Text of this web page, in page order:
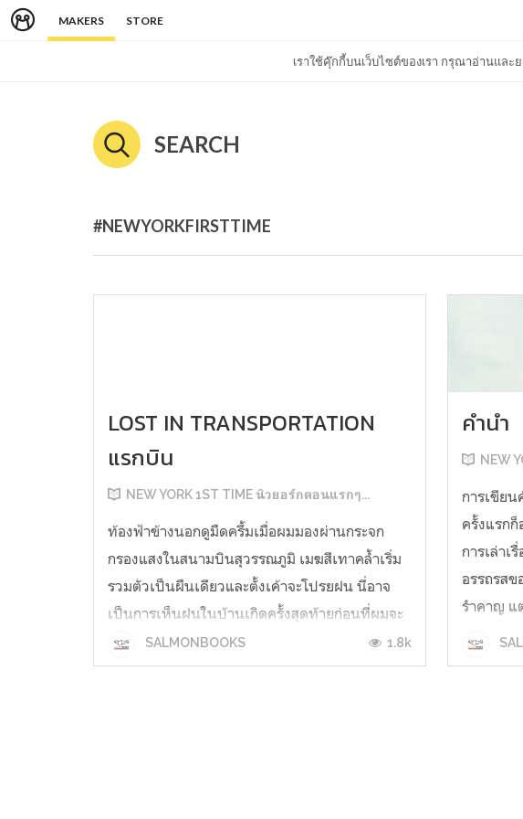
MAKERS STORE
เราใช้คุ๊กกี้บนเว็บไซต์ของเรา กรุณาอ่านและ
SEARCH
#NEWYORKFIRSTTIME
LOST IN TRANSPORTATION
แรกบิน
NEW YORK 1ST TIME นิวยอร์กตอนแรกๆ...
ท้องฟ้าข้างนอกดูมืดครึ้มเมื่อผมมองผ่านกระจก
กรองแสงในสนามบินสุวรรณภูมิ เมฆสีเทาคล้ำเริ่ม
รวมตัวเป็นผืนเดียวและตั้งเค้าจะโปรยฝน นี่อาจ
เป็นการเห็นฝนในบ้านเกิดครั้งสุดท้ายก่อนที่ผมจะ
จากมันไปหลายปี สนามบินตอนบ่ายค่อนข้างโล่งไร้
ผู้คน ผมยืนต่อแถวรอส่งกระเป๋าเดินทางสู่ใต้ท้อง
SALMONBOOKS 1.8k
คำนำ
NEW
การเขีย
ครั้งแรก
การเล่าเ
อรรถรส
รำคาญ แ
เพราะเ
หนังสือที่เ